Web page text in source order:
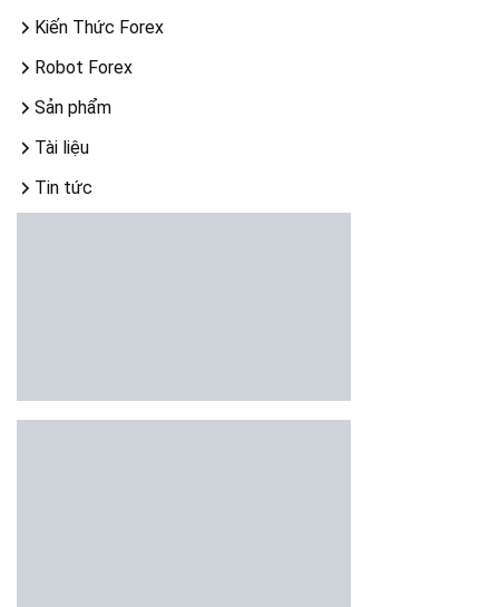
Kiến Thức Forex
Robot Forex
Sản phẩm
Tài liệu
Tin tức